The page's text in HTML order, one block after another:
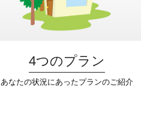
4つのプラン
あなたの状況にあったプランのご紹介